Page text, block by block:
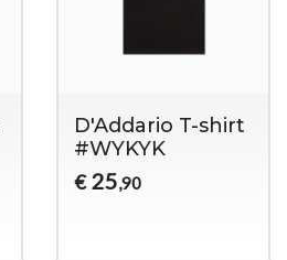
D'Addario T-shirt
#WYKYK
€ 25,90